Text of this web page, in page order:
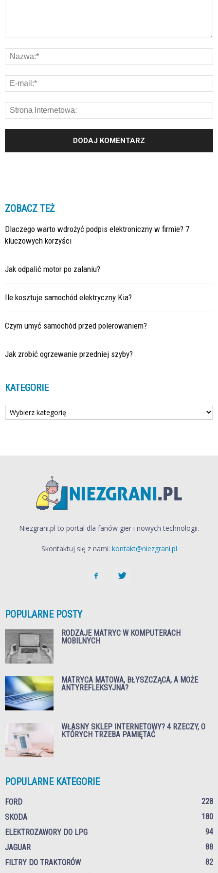
ZOBACZ TEŻ
Dlaczego warto wdrożyć podpis elektroniczny w firmie? 7
kluczowych korzyści
Jak odpalić motor po zalaniu?
Ile kosztuje samochód elektryczny Kia?
Czym umyć samochód przed polerowaniem?
Jak zrobić ogrzewanie przedniej szyby?
KATEGORIE
Kategorie
Niezgrani.pl to portal dla fanów gier i nowych technologii.
Skontaktuj się z nami: kontakt@niezgrani.pl
POPULARNE POSTY
RODZAJE MATRYC W KOMPUTERACH
MOBILNYCH
MATRYCA MATOWA, BŁYSZCZĄCA, A MOŻE
ANTYREFLEKSYJNA?
WŁASNY SKLEP INTERNETOWY? 4 RZECZY, O
KTÓRYCH TRZEBA PAMIĘTAĆ
POPULARNE KATEGORIE
FORD
228
SKODA
180
ELEKTROZAWORY DO LPG
94
JAGUAR
88
FILTRY DO TRAKTORÓW
82